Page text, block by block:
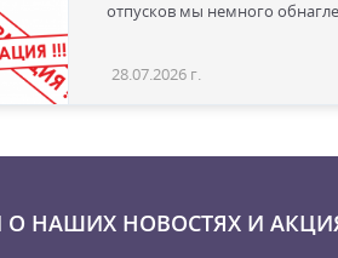
отпусков мы немного
28.07.2026 г.
О НАШИХ НОВОСТЯХ И